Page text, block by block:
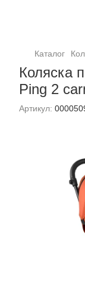
Каталог
Коляска
Ping 2
Артикул: